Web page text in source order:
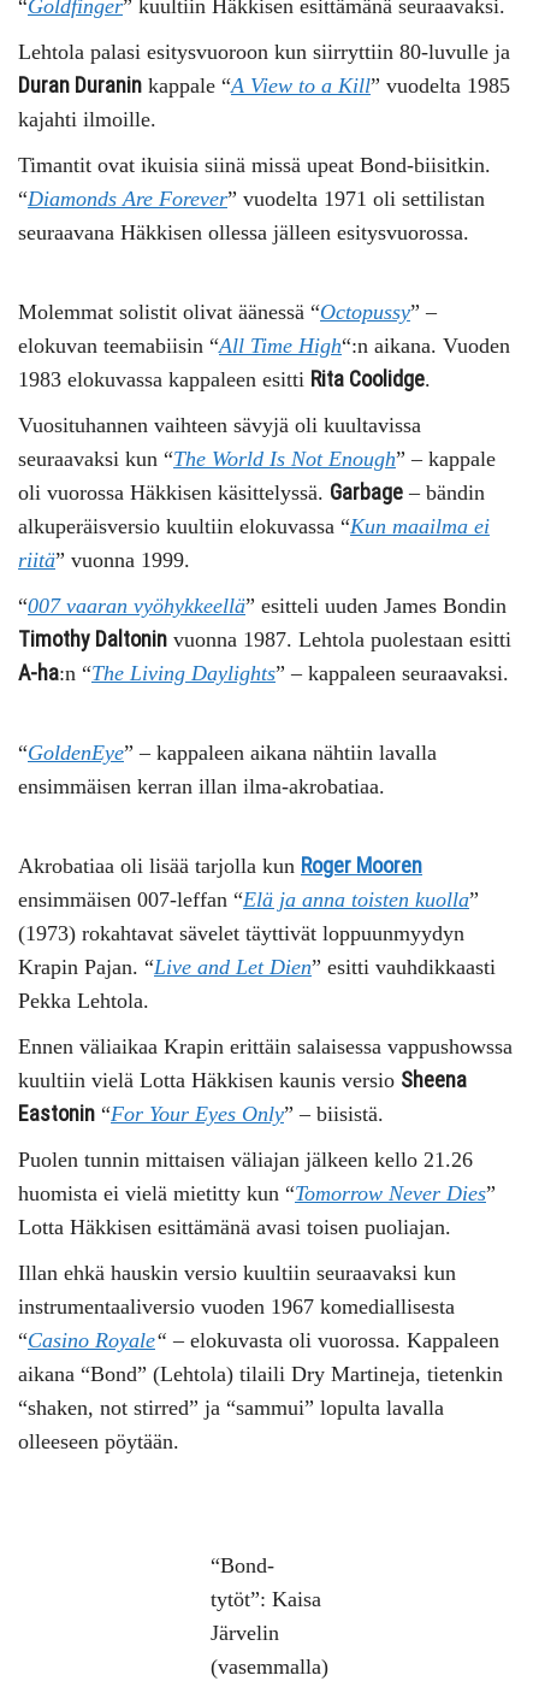
“Goldfinger” kuultiin Häkkisen esittämänä seuraavaksi.
Lehtola palasi esitysvuoroon kun siirryttiin 80-luvulle ja
Duran Duranin kappale “A View to a Kill” vuodelta 1985
kajahti ilmoille.
Timantit ovat ikuisia siinä missä upeat Bond-biisitkin.
“Diamonds Are Forever” vuodelta 1971 oli settilistan
seuraavana Häkkisen ollessa jälleen esitysvuorossa.
Molemmat solistit olivat äänessä “Octopussy” –
elokuvan teemabiisin “All Time High“:n aikana. Vuoden
1983 elokuvassa kappaleen esitti Rita Coolidge.
Vuosituhannen vaihteen sävyjä oli kuultavissa
seuraavaksi kun “The World Is Not Enough” – kappale
oli vuorossa Häkkisen käsittelyssä. Garbage – bändin
alkuperäisversio kuultiin elokuvassa “Kun maailma ei
riitä” vuonna 1999.
“007 vaaran vyöhykkeellä” esitteli uuden James Bondin
Timothy Daltonin vuonna 1987. Lehtola puolestaan esitti
A-ha:n “The Living Daylights” – kappaleen seuraavaksi.
“GoldenEye” – kappaleen aikana nähtiin lavalla
ensimmäisen kerran illan ilma-akrobatiaa.
Akrobatiaa oli lisää tarjolla kun Roger Mooren
ensimmäisen 007-leffan “Elä ja anna toisten kuolla”
(1973) rokahtavat sävelet täyttivät loppuunmyydyn
Krapin Pajan. “Live and Let Dien” esitti vauhdikkaasti
Pekka Lehtola.
Ennen väliaikaa Krapin erittäin salaisessa vappushowssa
kuultiin vielä Lotta Häkkisen kaunis versio Sheena
Eastonin “For Your Eyes Only” – biisistä.
Puolen tunnin mittaisen väliajan jälkeen kello 21.26
huomista ei vielä mietitty kun “Tomorrow Never Dies”
Lotta Häkkisen esittämänä avasi toisen puoliajan.
Illan ehkä hauskin versio kuultiin seuraavaksi kun
instrumentaaliversio vuoden 1967 komediallisesta
“Casino Royale“ – elokuvasta oli vuorossa. Kappaleen
aikana “Bond” (Lehtola) tilaili Dry Martineja, tietenkin
“shaken, not stirred” ja “sammui” lopulta lavalla
olleeseen pöytään.
“Bond-
tytöt”: Kaisa
Järvelin
(vasemmalla)